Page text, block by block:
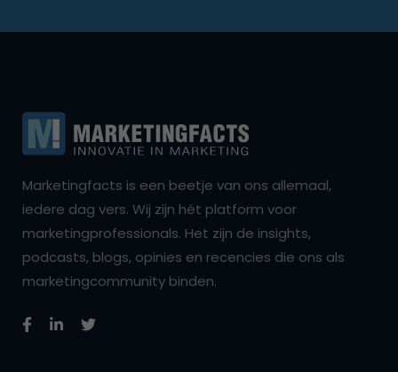
Marketingfacts is een beetje van ons allemaal,
iedere dag vers. Wij zijn hét platform voor
marketingprofessionals. Het zijn de insights,
podcasts, blogs, opinies en recencies die ons als
marketingcommunity binden.